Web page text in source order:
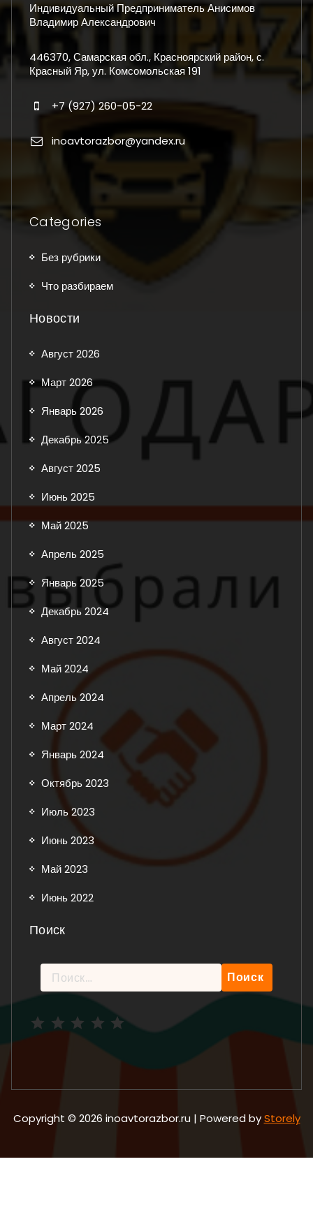
Индивидуальный Предприниматель Анисимов
Владимир Александрович
446370, Самарская обл., Красноярский район, с.
Красный Яр, ул. Комсомольская 191
+7 (927) 260-05-22
inoavtorazbor@yandex.ru
Categories
Без рубрики
Что разбираем
Новости
Август 2026
Март 2026
Январь 2026
Декабрь 2025
Август 2025
Июнь 2025
Май 2025
Апрель 2025
Январь 2025
Декабрь 2024
Август 2024
Май 2024
Апрель 2024
Март 2024
Январь 2024
Октябрь 2023
Июль 2023
Июнь 2023
Май 2023
Июнь 2022
Поиск
Найти:
Copyright © 2026 inoavtorazbor.ru | Powered byStorely